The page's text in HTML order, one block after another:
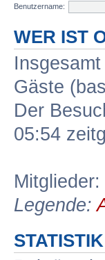
Benutzername:
WER IST
Insgesamt
Gäste
Der
05:54
Legende:
STATISTIK